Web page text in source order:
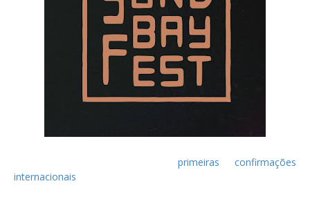
primeiras confirmações
internacionais